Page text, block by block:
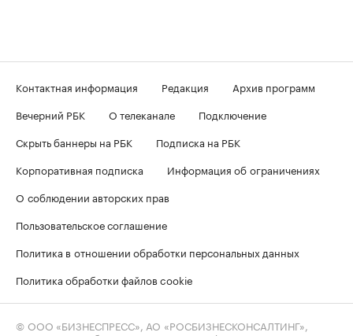
Контактная информация Редакция
Архив программ
Вечерний РБК
О телеканале
Подключение
Скрыть баннеры на РБК
Подписка на РБК
Корпоративная подписка
Информация об ограничениях
О соблюдении авторских прав
Пользовательское соглашение
Политика в отношении обработки персональных данных
Политика обработки файлов cookie
© ООО «БИЗНЕСПРЕСС», АО «РОСБИЗНЕСКОНСАЛТИНГ»,